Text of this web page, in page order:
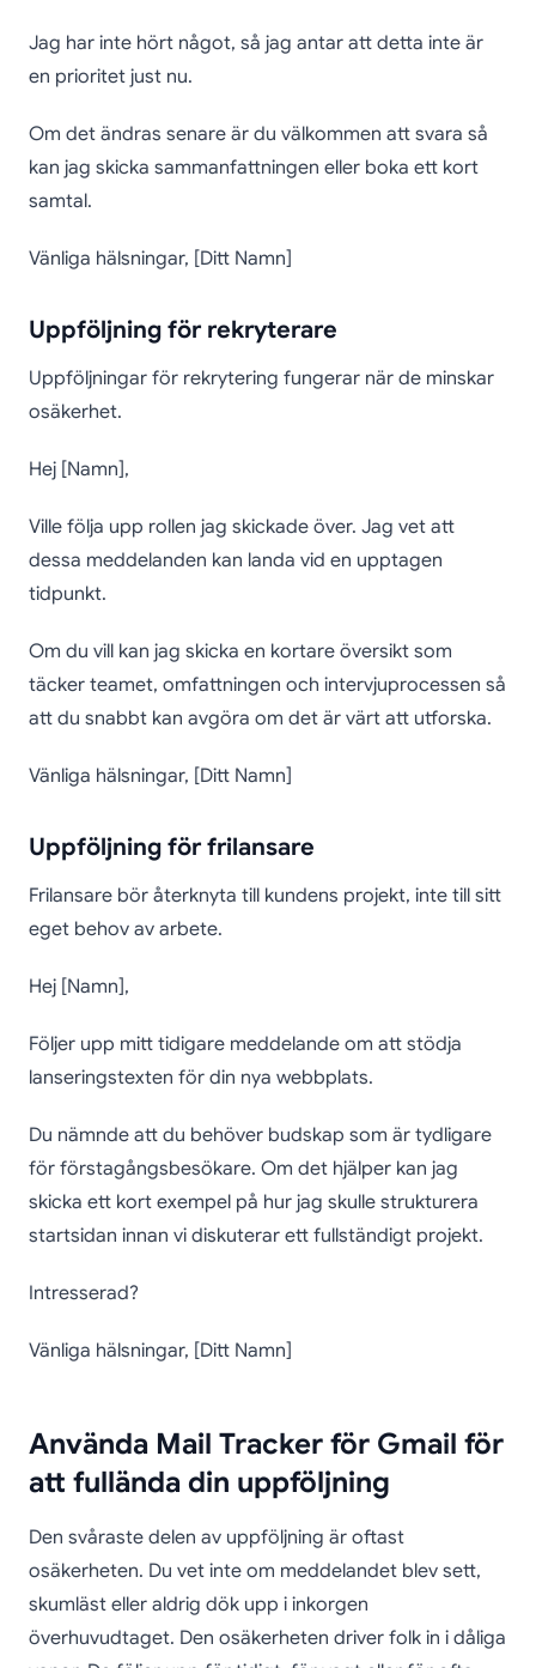
Jag har inte hört något, så jag antar att detta inte är
en prioritet just nu.
Om det ändras senare är du välkommen att svara så
kan jag skicka sammanfattningen eller boka ett kort
samtal.
Vänliga hälsningar, [Ditt Namn]
Uppföljning för rekryterare
Uppföljningar för rekrytering fungerar när de minskar
osäkerhet.
Hej [Namn],
Ville följa upp rollen jag skickade över. Jag vet att
dessa meddelanden kan landa vid en upptagen
tidpunkt.
Om du vill kan jag skicka en kortare översikt som
täcker teamet, omfattningen och intervjuprocessen så
att du snabbt kan avgöra om det är värt att utforska.
Vänliga hälsningar, [Ditt Namn]
Uppföljning för frilansare
Frilansare bör återknyta till kundens projekt, inte till sitt
eget behov av arbete.
Hej [Namn],
Följer upp mitt tidigare meddelande om att stödja
lanseringstexten för din nya webbplats.
Du nämnde att du behöver budskap som är tydligare
för förstagångsbesökare. Om det hjälper kan jag
skicka ett kort exempel på hur jag skulle strukturera
startsidan innan vi diskuterar ett fullständigt projekt.
Intresserad?
Vänliga hälsningar, [Ditt Namn]
Använda Mail Tracker för Gmail för
att fullända din uppföljning
Den svåraste delen av uppföljning är oftast
osäkerheten. Du vet inte om meddelandet blev sett,
skumläst eller aldrig dök upp i inkorgen
överhuvudtaget. Den osäkerheten driver folk in i dåliga